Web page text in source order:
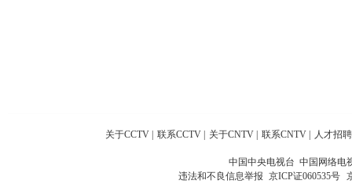
关于CCTV 联系CCTV 关于CNTV 联系CNTV 人才招聘
中国中央电视台 中国网络电
违法和不良信息举报 京ICP证060535号